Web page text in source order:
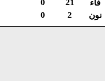
فاء 21
0
نون 2
0